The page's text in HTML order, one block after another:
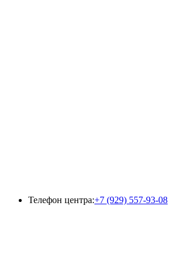
Телефон центра:+7 (929) 557-93-08